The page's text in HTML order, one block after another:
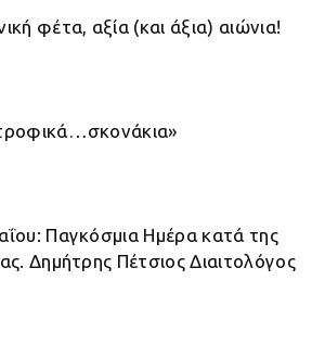
φέτα, αξία (και άξια) αιώνια!
Παγκόσμια Ημέρα κατά της
Δημήτρης Πέτσιος Διαιτολόγος